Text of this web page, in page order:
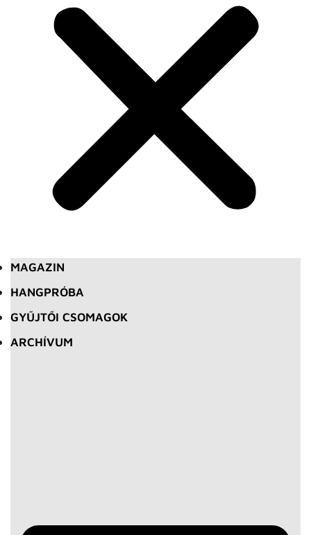
MAGAZIN
HANGPRÓBA
GYŰJTŐI CSOMAGOK
ARCHÍVUM